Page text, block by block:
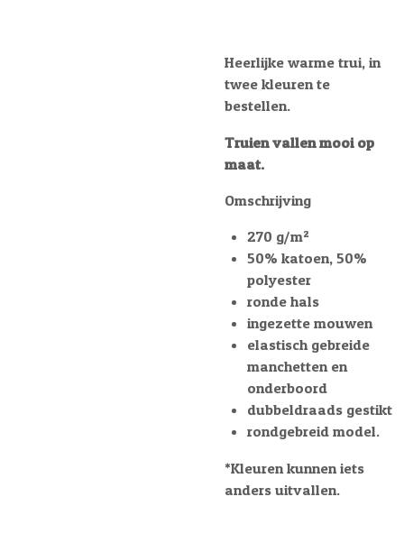
Heerlijke warme trui, in
twee kleuren te
bestellen.
Truien vallen mooi op
maat.
Omschrijving
270 g/m²
50% katoen, 50%
polyester
ronde hals
ingezette mouwen
elastisch gebreide
manchetten en
onderboord
dubbeldraads gestikt
rondgebreid model.
*Kleuren kunnen iets
anders uitvallen.